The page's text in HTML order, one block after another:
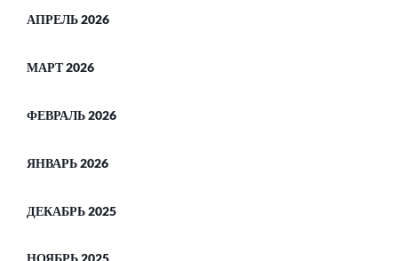
АПРЕЛЬ 2026
МАРТ 2026
ФЕВРАЛЬ 2026
ЯНВАРЬ 2026
ДЕКАБРЬ 2025